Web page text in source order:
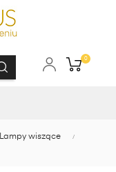
0
Lampy wiszące